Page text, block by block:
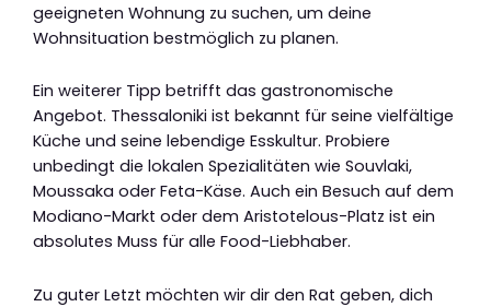
geeigneten Wohnung zu suchen, um deine
Wohnsituation bestmöglich zu planen.
Ein weiterer Tipp betrifft das gastronomische
Angebot. Thessaloniki ist bekannt für seine vielfältige
Küche und seine lebendige Esskultur. Probiere
unbedingt die lokalen Spezialitäten wie Souvlaki,
Moussaka oder Feta-Käse. Auch ein Besuch auf dem
Modiano-Markt oder dem Aristotelous-Platz ist ein
absolutes Muss für alle Food-Liebhaber.
Zu guter Letzt möchten wir dir den Rat geben, dich